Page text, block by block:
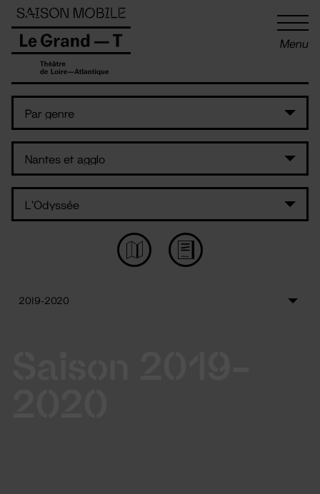
Menu
Panneau de gestion des cookies